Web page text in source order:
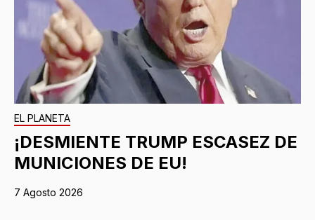
EL PLANETA
¡DESMIENTE TRUMP ESCASEZ DE
MUNICIONES DE EU!
7 Agosto 2026